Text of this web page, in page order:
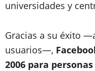
universidades y
Gracias a su éxito
usuarios—,
2006 para